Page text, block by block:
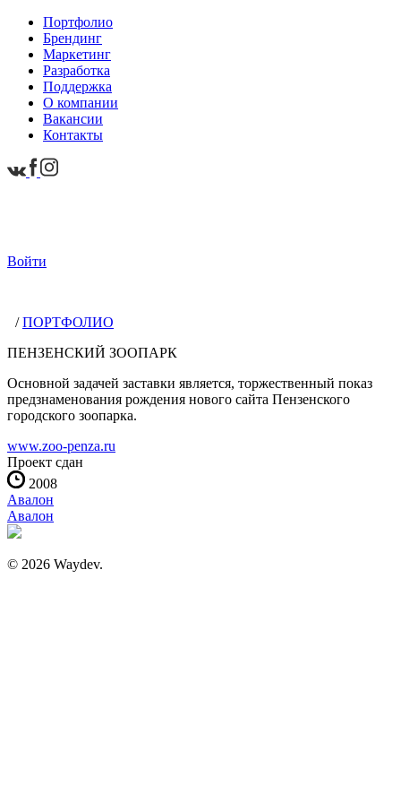
Портфолио
Брендинг
Маркетинг
Разработка
Поддержка
О компании
Вакансии
Контакты
Войти
/ПОРТФОЛИО
ПЕНЗЕНСКИЙ ЗООПАРК
Основной задачей заставки является, торжественный показ
предзнаменования рождения нового сайта Пензенского
городского зоопарка.
www.zoo-penza.ru
Проект сдан
2008
Авалон
Авалон
© 2026 Waydev.